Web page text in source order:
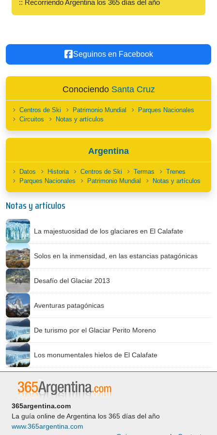
:: Recorriendo Argentina los 365 días del año
Seguinos en Facebook
Conociendo Santa Cruz
Centros de Ski Patrimonio Mundial
Parques Nacionales
Circuitos
Notas y artículos
Argentina
Datos Historia Centros de Ski Termas
Trenes
Parques Nacionales
Patrimonio Mundial Notas y artículos
Notas y artículos
La majestuosidad de los glaciares en El Calafate
Solos en la inmensidad, en las estancias patagónicas
Desafío del Glaciar 2013
Aventuras patagónicas
De turismo por el Glaciar Perito Moreno
Los monumentales hielos de El Calafate
365argentina.com
La guía online de Argentina los 365 días del año
www.365argentina.com